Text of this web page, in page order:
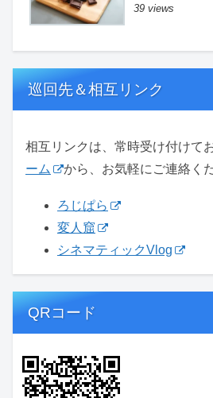
39 views
巡回先＆相互リンク
相互リンクは、常時受け付けて
ーム
から、お気軽にご連絡く
ろじぱら
変人窟
シネマティックVlog
QRコード